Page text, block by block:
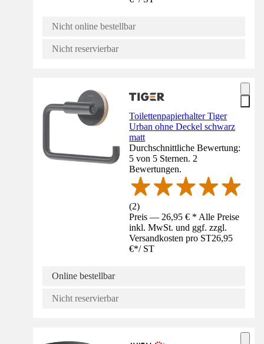
Nicht online bestellbar
Nicht reservierbar
Toilettenpapierhalter Tiger
Urban ohne Deckel schwarz
matt
Durchschnittliche Bewertung:
5 von 5 Sternen. 2
Bewertungen.
(2)
Preis — 26,95 € * Alle Preise
inkl. MwSt. und ggf. zzgl.
Versandkosten pro ST26,95
€*/ ST
Online bestellbar
Nicht reservierbar